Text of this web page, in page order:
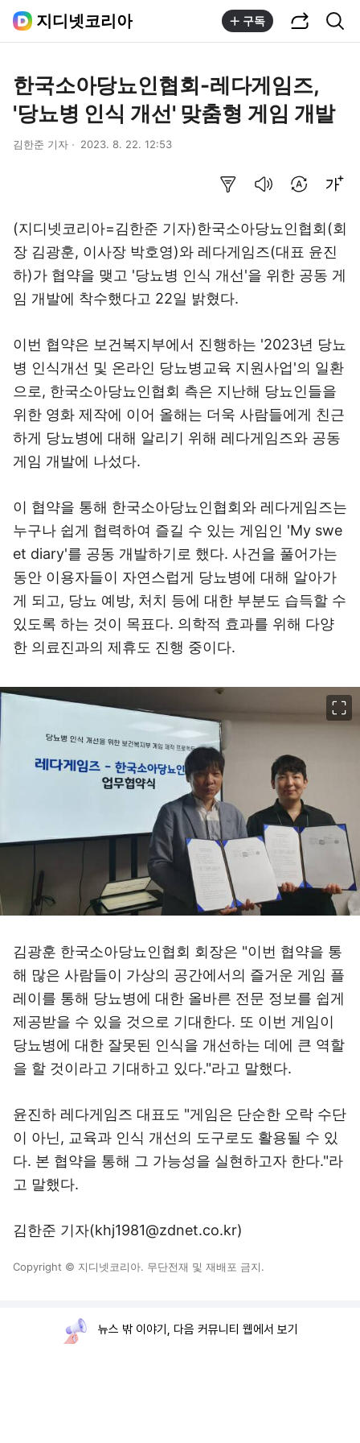
지디넷코리아 구독
한국소아당뇨인협회-레다게임즈,
'당뇨병 인식 개선' 맞춤형 게임 개발
김한준 기자 2023. 8. 22. 12:53
(지디넷코리아=김한준 기자)한국소아당뇨인협회(회
장 김광훈, 이사장 박호영)와 레다게임즈(대표 윤진
하)가 협약을 맺고 '당뇨병 인식 개선'을 위한 공동 게
임 개발에 착수했다고 22일 밝혔다.
이번 협약은 보건복지부에서 진행하는 '2023년 당뇨
병 인식개선 및 온라인 당뇨병교육 지원사업'의 일환
으로, 한국소아당뇨인협회 측은 지난해 당뇨인들을
위한 영화 제작에 이어 올해는 더욱 사람들에게 친근
하게 당뇨병에 대해 알리기 위해 레다게임즈와 공동
게임 개발에 나섰다.
이 협약을 통해 한국소아당뇨인협회와 레다게임즈는
누구나 쉽게 협력하여 즐길 수 있는 게임인 'My swe
et diary'를 공동 개발하기로 했다. 사건을 풀어가는
동안 이용자들이 자연스럽게 당뇨병에 대해 알아가
게 되고, 당뇨 예방, 처치 등에 대한 부분도 습득할 수
있도록 하는 것이 목표다. 의학적 효과를 위해 다양
한 의료진과의 제휴도 진행 중이다.
김광훈 한국소아당뇨인협회 회장은 "이번 협약을 통
해 많은 사람들이 가상의 공간에서의 즐거운 게임 플
레이를 통해 당뇨병에 대한 올바른 전문 정보를 쉽게
제공받을 수 있을 것으로 기대한다. 또 이번 게임이
당뇨병에 대한 잘못된 인식을 개선하는 데에 큰 역할
을 할 것이라고 기대하고 있다."라고 말했다.
윤진하 레다게임즈 대표도 "게임은 단순한 오락 수단
이 아닌, 교육과 인식 개선의 도구로도 활용될 수 있
다. 본 협약을 통해 그 가능성을 실현하고자 한다."라
고 말했다.
김한준 기자(khj1981@zdnet.co.kr)
Copyright © 지디넷코리아. 무단전재 및 재배포 금지.
뉴스 밖 이야기, 다음 커뮤니티 웹에서 보기